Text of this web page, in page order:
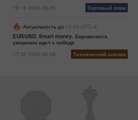
19:16 2026-08-06
Торговый план
Актуальность до 11:00 UTC--4
EUR/USD. Smart money. Евровалюта
уверенно идет к победе
17:35 2026-08-06
Технический анализ